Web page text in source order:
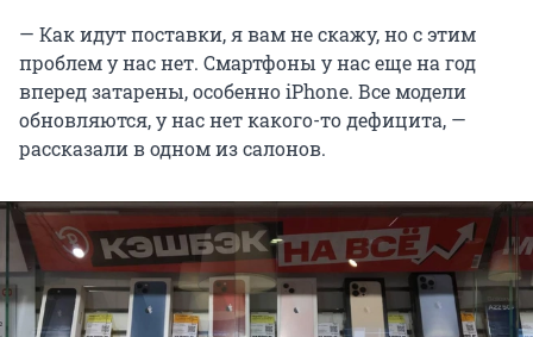
— Как идут поставки, я вам не скажу, но с этим
проблем у нас нет. Смартфоны у нас еще на год
вперед затарены, особенно iPhone. Все модели
обновляются, у нас нет какого-то дефицита, —
рассказали в одном из салонов.